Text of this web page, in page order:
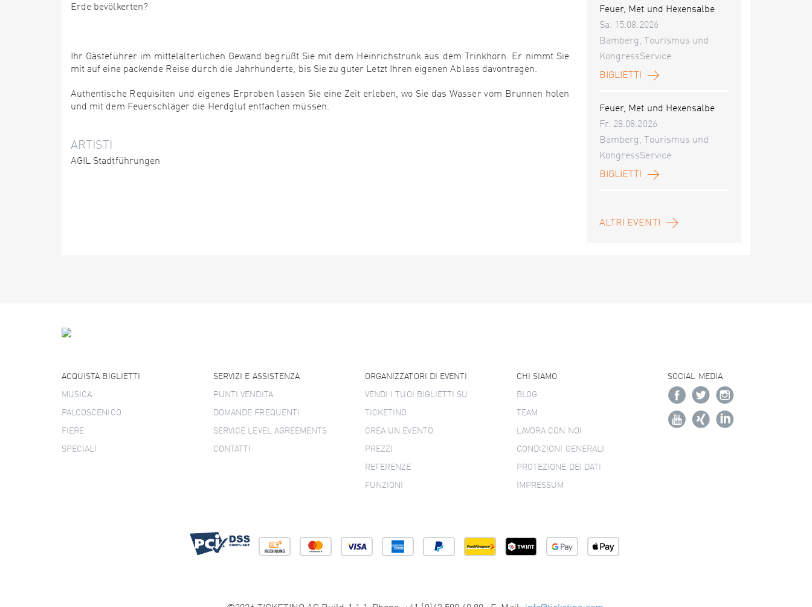
Erde bevölkerten?
Ihr Gästeführer im mittelalterlichen Gewand begrüßt Sie mit dem Heinrichstrunk aus dem Trinkhorn. Er nimmt Sie
mit auf eine packende Reise durch die Jahrhunderte, bis Sie zu guter Letzt Ihren eigenen Ablass davontragen.
Authentische Requisiten und eigenes Erproben lassen Sie eine Zeit erleben, wo Sie das Wasser vom Brunnen holen
und mit dem Feuerschläger die Herdglut entfachen müssen.
ARTISTI
AGIL Stadtführungen
Feuer, Met und Hexensalbe
Sa. 15.08.2026
Bamberg, Tourismus und
KongressService
BIGLIETTI
Feuer, Met und Hexensalbe
Fr. 28.08.2026
Bamberg, Tourismus und
KongressService
BIGLIETTI
ALTRI EVENTI
ACQUISTA BIGLIETTI
MUSICA
PALCOSCENICO
FIERE
SPECIALI
SERVIZI E ASSISTENZA
PUNTI VENDITA
DOMANDE FREQUENTI
SERVICE LEVEL AGREEMENTS
CONTATTI
ORGANIZZATORI DI EVENTI
VENDI I TUOI BIGLIETTI SU
TICKETINO
CREA UN EVENTO
PREZZI
REFERENZE
FUNZIONI
CHI SIAMO
BLOG
TEAM
LAVORA CON NOI
CONDIZIONI GENERALI
PROTEZIONE DEI DATI
IMPRESSUM
SOCIAL MEDIA